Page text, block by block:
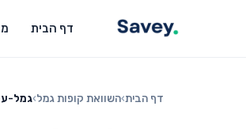
דף הבית
דף הבית›השוואת קופות גמל›גמל-